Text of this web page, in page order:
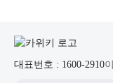
대표번호 : 1600-2910